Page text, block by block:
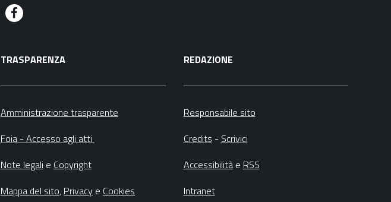
F
c
e
o
k
TRASPARENZA
Amministrazione trasparente
Foia - Accesso agli atti
Note legali e Copyright
Mappa del sito, Privacy e Cookies
REDAZIONE
Responsabile sito
Credits - Scrivici
Accessibilitàe RSS
Intranet